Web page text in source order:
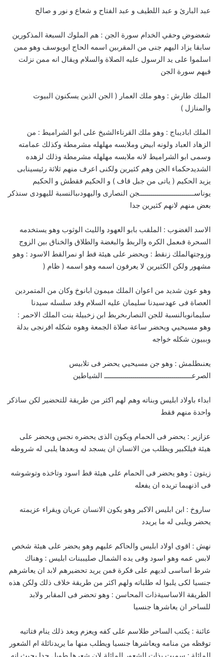
عبد البارئ و عبد اللطيف و عبد الفتاح و شعاع و نور و صالح
شعضوض وحقي الخدام سورة الجن : هم الملوك السبعة المذكورين
سابقا يزاد اليهم جنى من المقربين اسمه الحاج ابويوسف وهو ممن
اسلموا على يد الرسول عليه الصلاة والسلام ويقال انه ممن نزلت
فيهم سورة الجن
الملك طارش : وهو ملك العمار ( الجن الذين يسكنون البيوت
والمنازل )
الملك اباديباج : وهو ملك القرناءالشيخ على ابو الشراميط : من
الزهاد العباد ولونه ابيض وملابسه مهلهله مشرمطة وكذلك عمامته
وسمى ابو الشراميط لانه ملابسه مهلهله مشرمطة وذلك لزهده
الشديدحكماء الجن وهم كثيرين ولكنى اعرف منهم ثلاثة رئيسينابى
يزيد الحكيم ( ياتى من جبل قاف ) و الحكيم فقطش و الحكيم
يوناســــــــــــــــــــــــــــجن النصارى واليهودىبالنسبة لليهودى سنذكر
بعض منهم لانهم كثيرين جدا
الاسد الغضوب : الملقب بابو العهود والليث الوثوب وهو يستخدمه
السحرة فىعمل الكره والربط والبغضة والطلاق والخناق بين الزوج
وزوجتهالملك زنقط : ويحضر على هيئة قط او نمرالقط الاسود : وهو
مشهور ولكن الكثيرين لا يعرفون اسمه وهو اسمه ( ظام (
وهو عون شديد من اعوان الملك ميمون ابانوخ وكان من المتمردين
العصاة فى عهدسيدنا سليمان عليه السلام وقد سلسله سيدنا
سليمانوبالنسبة للجن النصارىخربط ابن زخبيلة بنت الملك الاحمر :
وهو مسيحيي ويحضر ساعة صلاة الجمعة وهوه شكله افرنجى بدلة
وببيون شكله خواجه
يعنىطلمش : وهو جن مسيحيي يحضر فى تلابيس
الصرعـــــــــــــــــــــــــــــــــــــــــــــ الشياطين
ابداء باولاد ابليس وبناته وهم لهم اكثر من طريقة للتحضير لكن ساذكر
واحدة منهم فقط
عزازير : يحضر فى الحمام ويكون الذى يحضره نجس ويحضر على
هيئة فيلكبير ويطلب من الانسان ان يسجد له وبعدها يلبى له شروطه
زيتون : وهو يحضر فى الحمام على هيئة قط اسود وتاخذه وتوشوشه
فى اذنهبما تريده ان يفعله
ساروخ : ابن ابليس الاكبر وهو يكون الانسان عريان ويقراء عزيمته
يحضر ويلبى له ما يريدد
نهش : اقوى اولاد ابليس والحاكم عليهم وهو يحضر على هيئة شخص
لابس عمه وهو اسود وفى يده الشمال صليببنات ابليس : وهناك
شرط اساسى لديهم على فكرة فمن يريد تحضيرهم لابد ان يعاشرهم
جنسيا لكى يلبوا له طلباته ولهم اكثر من طريقة خلاف ذلك ولكن هذه
الطريقة الاساسيةذات المحاسن : وهو تحضر فى المقابر ولابد
للساحر ان يعاشرها جنسيا
عائنة : يكتب الساحر طلاسم على كفه ويعزم وبعد ذلك ينام فتاتيه
توقظه من منامه ويعاشرها جنسيا ويطلب منها ما يريدنائلة ام الشعور
المائلة : سميت بذات الشعور المائلة لان شعرها طويل جدا بحيث انه